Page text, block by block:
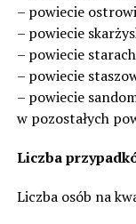
– powiecie
– powiecie
– powiecie
– powiecie
– powiecie
w pozostałych
Liczba
Liczba osób na